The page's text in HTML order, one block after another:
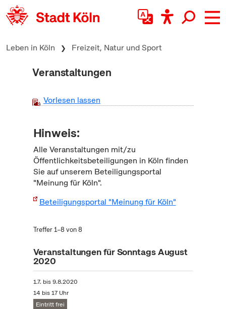
zum Inhalt springen
Leben in Köln Freizeit, Natur und Sport
Veranstaltungen
Vorlesen lassen
Hinweis:
Alle Veranstaltungen mit/zu
Öffentlichkeitsbeteiligungen in Köln finden
Sie auf unserem Beteiligungsportal
"Meinung für Köln".
Beteiligungsportal "Meinung für Köln"
Treffer 1–8 von 8
Veranstaltungen für Sonntags August
2020
1.7. bis9.8.2020
14 bis 17 Uhr
Eintritt frei